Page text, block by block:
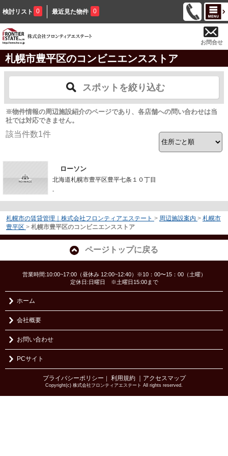
検討リスト 0 最近見た物件 0
お問合せ
札幌市豊平区のコンビニエンスストア
スポットを絞り込む
※物件情報の周辺施設紹介のページであり、各店舗への問い合わせは当
社では対応できません。
該当件数1件
ローソン
北海道札幌市豊平区豊平七条１０丁目
-
札幌市の賃貸管理｜株式会社フロンティアエステート > 周辺施設案内 > 札幌市
豊平区 > 札幌市豊平区のコンビニエンスストア
ページトップに戻る
営業時間:10:00~17:00（昼休み 12:00~12:40）※10：00〜15：00（土曜）
定休日:日曜日 ※土曜日15:00まで
ホーム
会社概要
お問い合わせ
PCサイト
プライバシーポリシー ｜ 利用規約 ｜アクセスマップ
Copyright(c) 株式会社フロンティアエステート All rights reserved.